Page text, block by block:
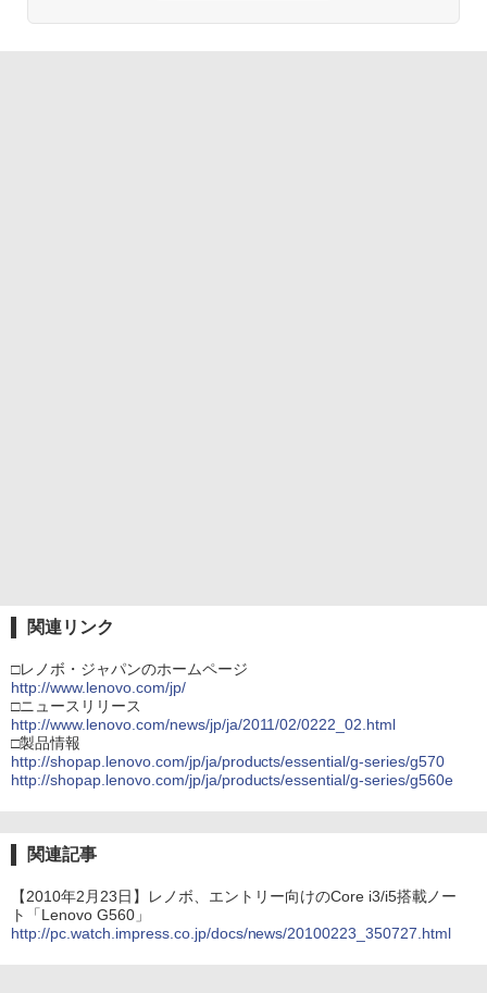
関連リンク
□レノボ・ジャパンのホームページ
http://www.lenovo.com/jp/
□ニュースリリース
http://www.lenovo.com/news/jp/ja/2011/02/0222_02.html
□製品情報
http://shopap.lenovo.com/jp/ja/products/essential/g-series/g570
http://shopap.lenovo.com/jp/ja/products/essential/g-series/g560e
関連記事
【2010年2月23日】レノボ、エントリー向けのCore i3/i5搭載ノー
ト「Lenovo G560」
http://pc.watch.impress.co.jp/docs/news/20100223_350727.html